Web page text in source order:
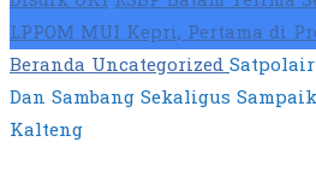
LPPOM MUI Kepri, Pertama di
BerandaUncategorized
Dan Sambang Sekaligus
Kalteng